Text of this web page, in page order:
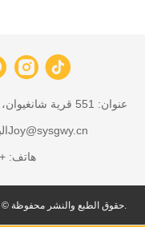
عنوان: 551 قرية شانغيوان، محطة هونهي بلدة شنيانغ لياونينغ الصين
13700010375Joy@sysgwy.cn
هاتف: +86-13700010375
حقوق الطبع والنشر محفوظة © لشركة شنيانغ شوغوانغ للصناعة الشبكية المحدودة.